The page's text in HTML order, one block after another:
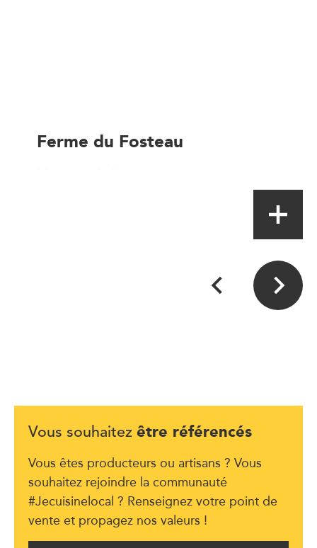
Ferme du Fosteau
Vous souhaitez être référencés
Vous êtes producteurs ou artisans ? Vous
souhaitez rejoindre la communauté
#Jecuisinelocal ? Renseignez votre point de
vente et propagez nos valeurs !